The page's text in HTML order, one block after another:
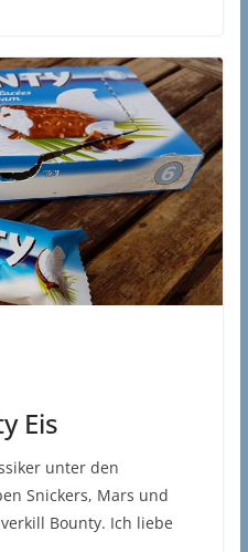
Eis
unter den
Snickers, Mars und
Bounty. Ich liebe